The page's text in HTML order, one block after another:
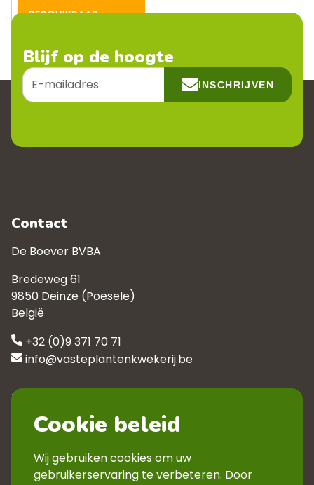
BESCHIKBAAR
Blijf op de hoogte
E-
mailadres
INSCHRIJVEN
Contact
De Boever BVBA
Bredeweg 61
9850 Deinze (Poesele)
België
+32 (0)9 371 70 71
info@vasteplantenkwekerij.be
Klantenservice
Contact
Veelgestelde vragen
Verkoopsvoorwaarden
Cookie beleid
Wij gebruiken cookies om uw
gebruikerservaring te verbeteren. Door